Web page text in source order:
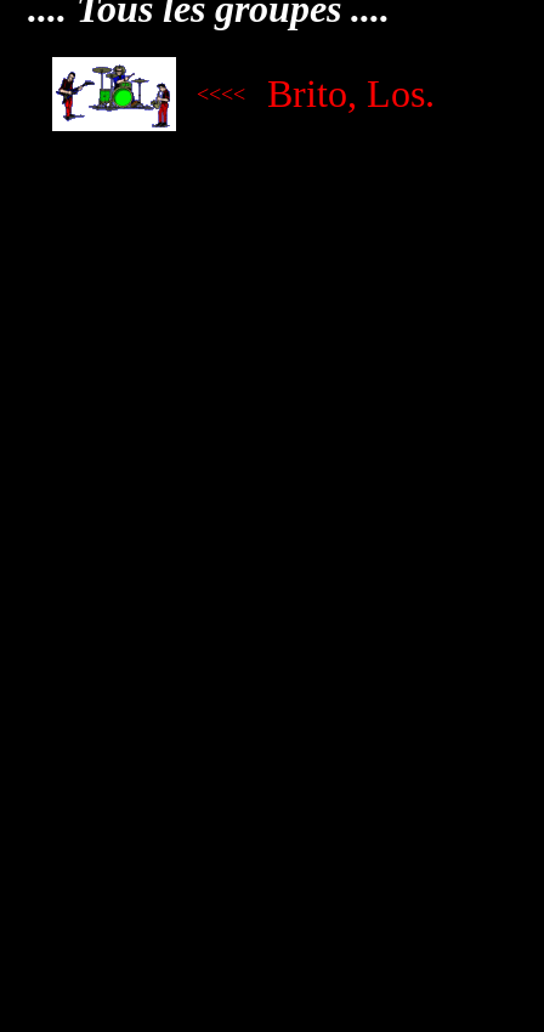
<<<< Brito, Los.